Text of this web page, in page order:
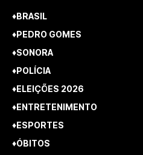
♦BRASIL
♦PEDRO GOMES
♦SONORA
♦POLÍCIA
♦ELEIÇÕES 2026
♦ENTRETENIMENTO
♦ESPORTES
♦ÓBITOS